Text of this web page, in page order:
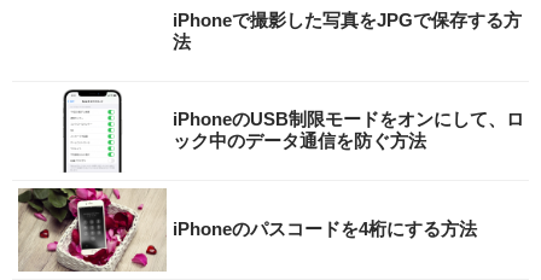
iPhoneで撮影した写真をJPGで保存する方
法
iPhoneのUSB制限モードをオンにして、ロ
ック中のデータ通信を防ぐ方法
iPhoneのパスコードを4桁にする方法